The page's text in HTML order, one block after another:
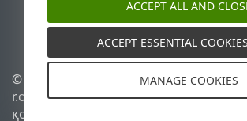
ESET Status Portal
Аймақтық қолдау
© 1992 - 2026 ESET, spol. s
r.o. - Барлық құқықтары
қорғалған.
ACCEPT ALL AND
ACCEPT ESSENTIAL
MANAGE COOKIES